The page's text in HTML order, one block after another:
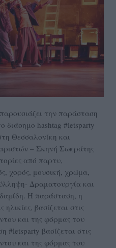
την παράσταση
διάσημο hashtag #letsparty
Θεσσαλονίκη και
– Σκηνή Σωκράτης
από παρτυ,
χορός, μουσική, χρώμα,
Δραματουργία και
Η παράσταση, η
βασίζεται στις
και της φόρμας του
#letsparty βασίζεται στις
και της φόρμας του